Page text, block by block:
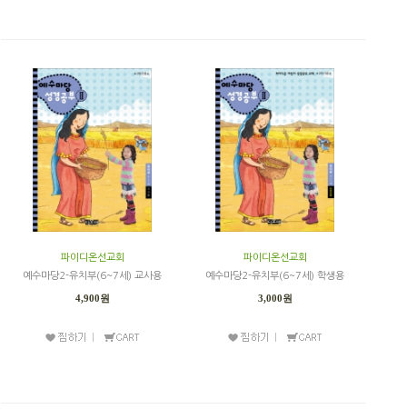
파이디온선교회
예수마당2-유치부(6~7세) 교사용
4,900원
파이디온선교회
예수마당2-유치부(6~7세) 학생용
3,000원